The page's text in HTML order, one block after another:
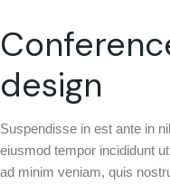
design
Suspendisse in est ante in
eiusmod tempor incididunt
ad minim veniam, quis